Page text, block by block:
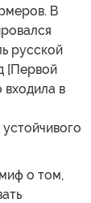
В
русской
[Первой
в
о том,